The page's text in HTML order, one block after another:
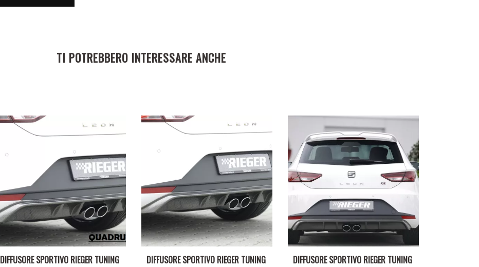
TI POTREBBERO INTERESSARE ANCHE
DIFFUSORE SPORTIVO RIEGER TUNING
DIFFUSORE SPORTIVO RIEGER TUNING
DIFFUSORE SPORTIVO RIEGER TUNING